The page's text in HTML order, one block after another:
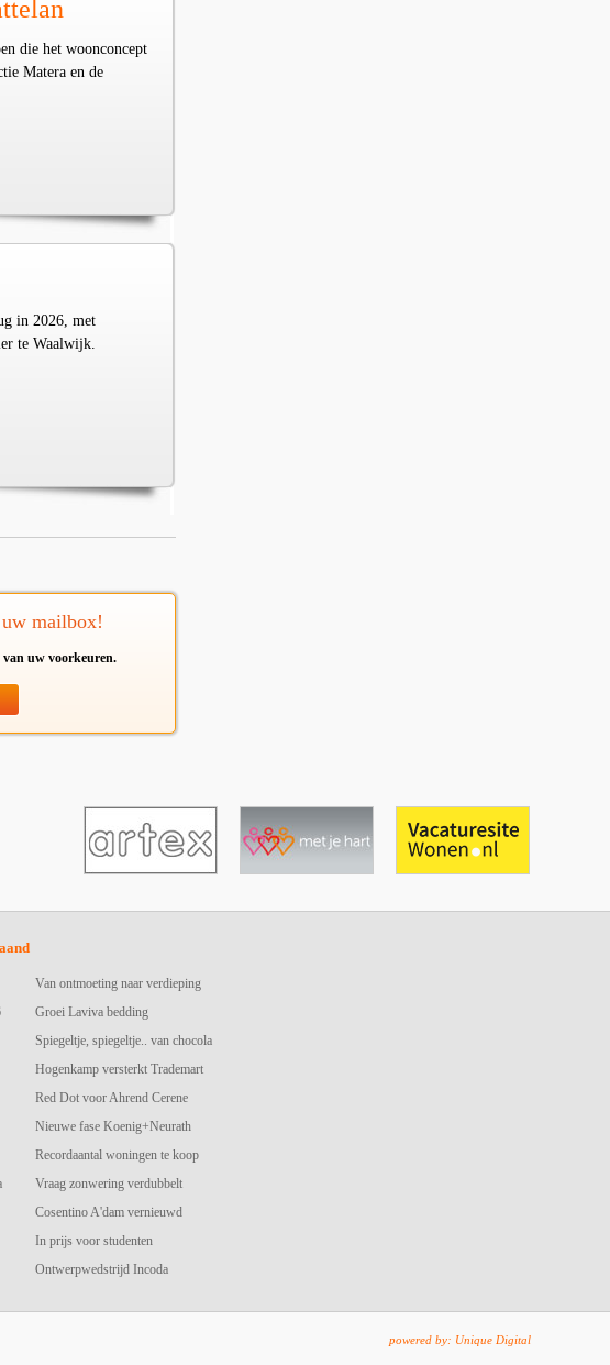
die het woonconcept
Matera en de
in 2026, met
te Waalwijk.
mailbox!
uw voorkeuren.
Van ontmoeting naar verdieping
Groei Laviva bedding
Spiegeltje, spiegeltje.. van chocola
Hogenkamp versterkt Trademart
Red Dot voor Ahrend Cerene
Nieuwe fase Koenig+Neurath
Recordaantal woningen te koop
Vraag zonwering verdubbelt
Cosentino A'dam vernieuwd
In prijs voor studenten
Ontwerpwedstrijd Incoda
powered by: Unique Digital